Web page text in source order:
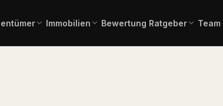
Immobilien Bewertung Ratgeber Team